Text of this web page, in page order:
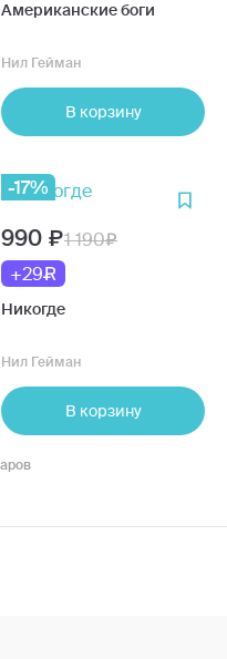
Американские боги
Нил Гейман
В корзину
-17%
990
1 190
+29
Никогде
Нил Гейман
В корзину